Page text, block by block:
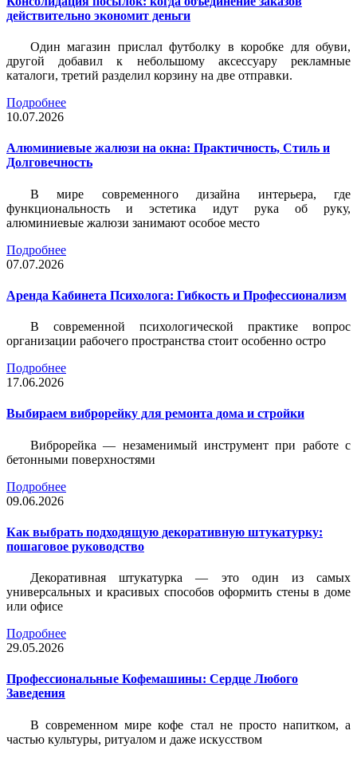
действительно экономит деньги
Один магазин прислал футболку в коробке для обуви,
другой добавил к небольшому аксессуару рекламные
каталоги, третий разделил корзину на две отправки.
Подробнее
10.07.2026
Алюминиевые жалюзи на окна: Практичность, Стиль и
Долговечность
В мире современного дизайна интерьера, где
функциональность и эстетика идут рука об руку,
алюминиевые жалюзи занимают особое место
Подробнее
07.07.2026
Аренда Кабинета Психолога: Гибкость и Профессионализм
В современной психологической практике вопрос
организации рабочего пространства стоит особенно остро
Подробнее
17.06.2026
Выбираем виброрейку для ремонта дома и стройки
Виброрейка — незаменимый инструмент при работе с
бетонными поверхностями
Подробнее
09.06.2026
Как выбрать подходящую декоративную штукатурку:
пошаговое руководство
Декоративная штукатурка — это один из самых
универсальных и красивых способов оформить стены в доме
или офисе
Подробнее
29.05.2026
Профессиональные Кофемашины: Сердце Любого
Заведения
В современном мире кофе стал не просто напитком, а
частью культуры, ритуалом и даже искусством